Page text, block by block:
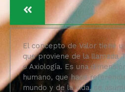
El concepto de Valor tiene
que proviene de la llamada
o Axiología. Es una
humano, que hace
mundo y de la vida, se